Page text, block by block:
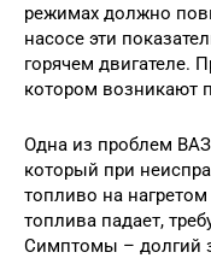
режимах должно
насосе эти
горячем двигателе.
котором возникают
Одна из проблем
который при
топливо на
топлива падает,
Симптомы – долгий